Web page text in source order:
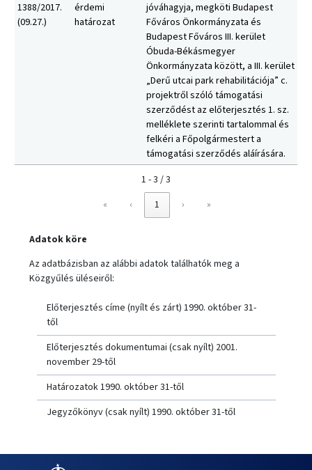
1388/2017.
(09.27.)
érdemi
határozat
jóváhagyja, megköti Budapest
Főváros Önkormányzata és
Budapest Főváros III. kerület
Óbuda-Békásmegyer
Önkormányzata között, a III. kerület
„Derű utcai park rehabilitációja” c.
projektről szóló támogatási
szerződést az előterjesztés 1. sz.
melléklete szerinti tartalommal és
felkéri a Főpolgármestert a
támogatási szerződés aláírására.
1 - 3 / 3
«
‹ 1 › »
Adatok köre
Az adatbázisban az alábbi adatok találhatók meg a
Közgyűlés üléseiről:
Előterjesztés címe (nyílt és zárt) 1990. október 31-
től
Előterjesztés dokumentumai (csak nyílt) 2001.
november 29-től
Határozatok 1990. október 31-től
Jegyzőkönyv (csak nyílt) 1990. október 31-től